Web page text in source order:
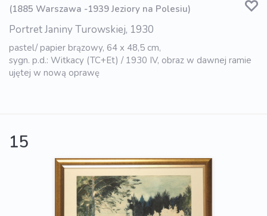
(1885 Warszawa -1939 Jeziory na Polesiu)
Portret Janiny Turowskiej, 1930
pastel/ papier brązowy, 64 x 48,5 cm,
sygn. p.d.: Witkacy (TC+Et) / 1930 IV, obraz w dawnej ramie
ujętej w nową oprawę
15